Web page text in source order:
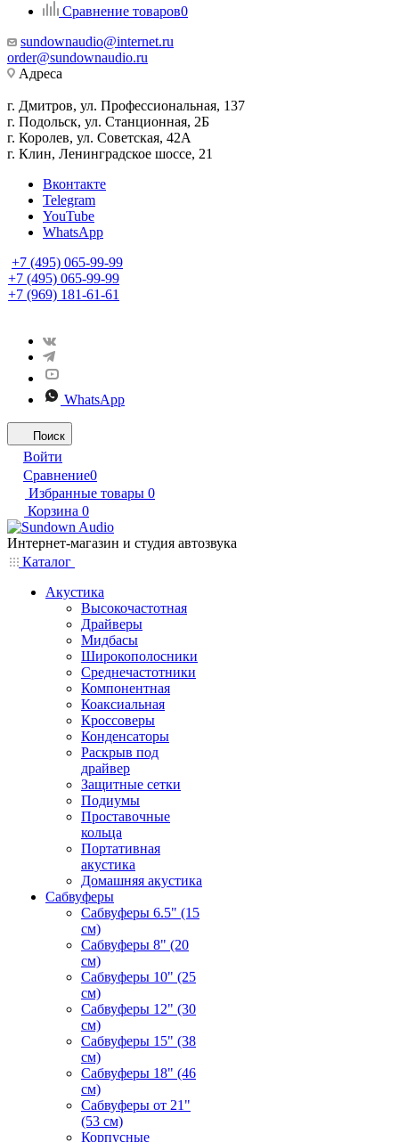
Сравнение товаров0
sundownaudio@internet.ru
order@sundownaudio.ru
Адреса
г. Дмитров, ул. Профессиональная, 137
г. Подольск, ул. Станционная, 2Б
г. Королев, ул. Советская, 42А
г. Клин, Ленинградское шоссе, 21
Вконтакте
Telegram
YouTube
WhatsApp
+7 (495) 065-99-99
+7 (495) 065-99-99
+7 (969) 181-61-61
WhatsApp
Поиск
Войти
Сравнение0
Избранные товары 0
Корзина 0
Интернет-магазин и студия автозвука
Каталог
Акустика
Высокочастотная
Драйверы
Мидбасы
Широкополосники
Среднечастотники
Компонентная
Коаксиальная
Кроссоверы
Конденсаторы
Раскрыв под
драйвер
Защитные сетки
Подиумы
Проставочные
кольца
Портативная
акустика
Домашняя акустика
Сабвуферы
Сабвуферы 6.5" (15
см)
Сабвуферы 8" (20
см)
Сабвуферы 10" (25
см)
Сабвуферы 12" (30
см)
Сабвуферы 15" (38
см)
Сабвуферы 18" (46
см)
Сабвуферы от 21"
(53 см)
Корпусные